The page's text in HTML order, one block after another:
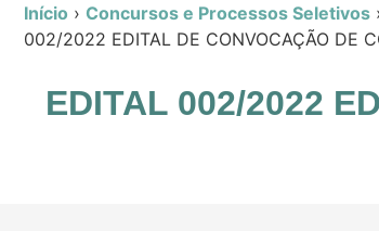
Início › Concursos e Processos Seletivos
002/2022 EDITAL DE CONVOCAÇÃO DE
EDITAL 002/2022